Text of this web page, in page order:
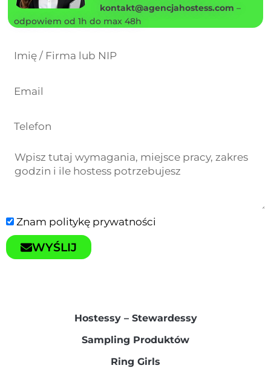
kontakt@agencjahostess.com –
odpowiem od 1h do max 48h
Znam politykę prywatności
WYŚLIJ
Hostessy – Stewardessy​
Sampling Produktów​
Ring Girls